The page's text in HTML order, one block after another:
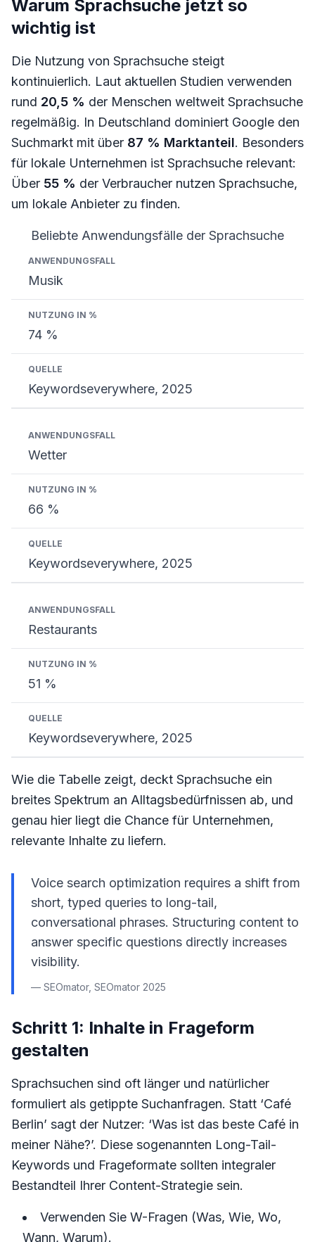
Warum Sprachsuche jetzt so
wichtig ist
Die Nutzung von Sprachsuche steigt
kontinuierlich. Laut aktuellen Studien verwenden
rund 20,5 % der Menschen weltweit Sprachsuche
regelmäßig. In Deutschland dominiert Google den
Suchmarkt mit über 87 % Marktanteil. Besonders
für lokale Unternehmen ist Sprachsuche relevant:
Über 55 % der Verbraucher nutzen Sprachsuche,
um lokale Anbieter zu finden.
Beliebte Anwendungsfälle der Sprachsuche
Anwendungsfall
Musik
74 %
Keywordseverywhere, 2025
Wetter
66 %
Keywordseverywhere, 2025
Restaurants
51 %
Keywordseverywhere, 2025
Wie die Tabelle zeigt, deckt Sprachsuche ein
breites Spektrum an Alltagsbedürfnissen ab, und
genau hier liegt die Chance für Unternehmen,
relevante Inhalte zu liefern.
Voice search optimization requires a shift from
short, typed queries to long-tail,
conversational phrases. Structuring content to
answer specific questions directly increases
visibility.
— SEOmator, SEOmator 2025
Schritt 1: Inhalte in Frageform
gestalten
Sprachsuchen sind oft länger und natürlicher
formuliert als getippte Suchanfragen. Statt ‘Café
Berlin’ sagt der Nutzer: ‘Was ist das beste Café in
meiner Nähe?’. Diese sogenannten Long-Tail-
Keywords und Frageformate sollten integraler
Bestandteil Ihrer Content-Strategie sein.
Verwenden Sie W-Fragen (Was, Wie, Wo,
Wann, Warum).